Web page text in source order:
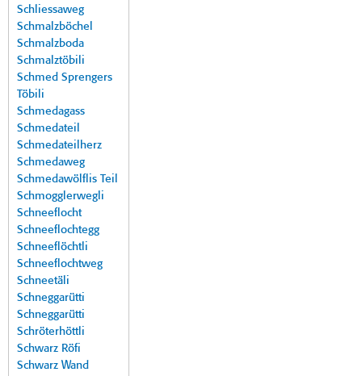
Schliessaweg
Schmalzböchel
Schmalzboda
Schmalztöbili
Schmed Sprengers
Töbili
Schmedagass
Schmedateil
Schmedateilherz
Schmedaweg
Schmedawölflis Teil
Schmogglerwegli
Schneeflocht
Schneeflochtegg
Schneeflöchtli
Schneeflochtweg
Schneetäli
Schneggarütti
Schneggarütti
Schröterhöttli
Schwarz Röfi
Schwarz Wand